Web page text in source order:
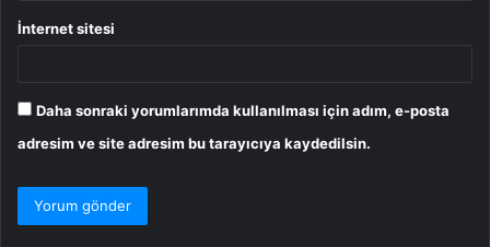
İnternet sitesi
Daha sonraki yorumlarımda kullanılması için adım, e-posta
adresim ve site adresim bu tarayıcıya kaydedilsin.